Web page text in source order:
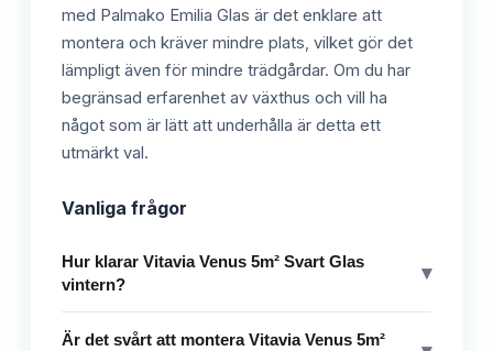
med Palmako Emilia Glas är det enklare att
montera och kräver mindre plats, vilket gör det
lämpligt även för mindre trädgårdar. Om du har
begränsad erfarenhet av växthus och vill ha
något som är lätt att underhålla är detta ett
utmärkt val.
Vanliga frågor
Hur klarar Vitavia Venus 5m² Svart Glas
vintern?
▾
Är det svårt att montera Vitavia Venus 5m²